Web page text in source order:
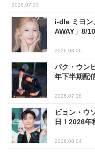
ラマ(全66選)
2026.07.23
i-dle ミヨン
AWAY」8/
2026.08.06
パク・ウン
年下半期配
2026.07.28
ビョン・ウ
日！2026年
2026.08.04